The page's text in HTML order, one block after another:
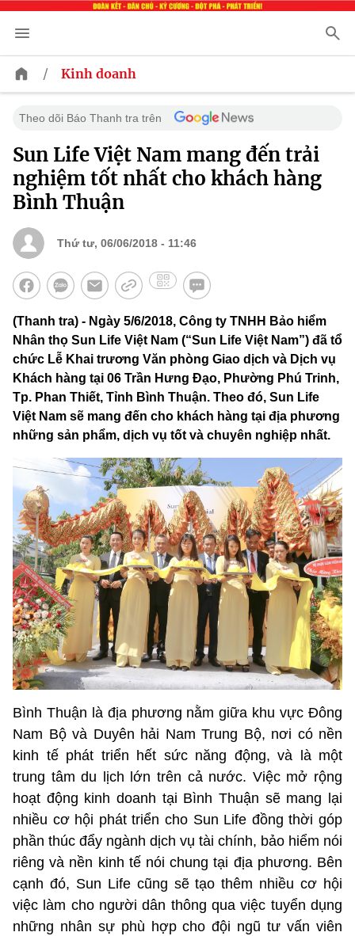
/ Kinh doanh
Theo dõi Báo Thanh tra trên
Sun Life Việt Nam mang đến trải
nghiệm tốt nhất cho khách hàng
Bình Thuận
Thứ tư, 06/06/2018 - 11:46
(Thanh tra) - Ngày 5/6/2018, Công ty TNHH Bảo hiểm
Nhân thọ Sun Life Việt Nam (“Sun Life Việt Nam”) đã tổ
chức Lễ Khai trương Văn phòng Giao dịch và Dịch vụ
Khách hàng tại 06 Trần Hưng Đạo, Phường Phú Trinh,
Tp. Phan Thiết, Tỉnh Bình Thuận. Theo đó, Sun Life
Việt Nam sẽ mang đến cho khách hàng tại địa phương
những sản phẩm, dịch vụ tốt và chuyên nghiệp nhất.
Bình Thuận là địa phương nằm giữa khu vực Đông
Nam Bộ và Duyên hải Nam Trung Bộ, nơi có nền
kinh tế phát triển hết sức năng động, và là một
trung tâm du lịch lớn trên cả nước. Việc mở rộng
hoạt động kinh doanh tại Bình Thuận sẽ mang lại
nhiều cơ hội phát triển cho Sun Life đồng thời góp
phần thúc đẩy ngành dịch vụ tài chính, bảo hiểm nói
riêng và nền kinh tế nói chung tại địa phương. Bên
cạnh đó, Sun Life cũng sẽ tạo thêm nhiều cơ hội
việc làm cho người dân thông qua việc tuyển dụng
những nhân sự phù hợp cho đội ngũ tư vấn viên